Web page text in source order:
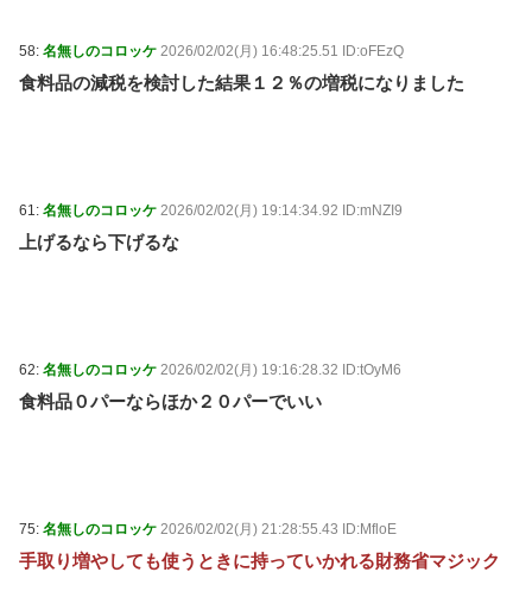
58: 名無しのコロッケ 2026/02/02(月) 16:48:25.51 ID:oFEzQ
食料品の減税を検討した結果１２％の増税になりました
61: 名無しのコロッケ 2026/02/02(月) 19:14:34.92 ID:mNZI9
上げるなら下げるな
62: 名無しのコロッケ 2026/02/02(月) 19:16:28.32 ID:tOyM6
食料品０パーならほか２０パーでいい
75: 名無しのコロッケ 2026/02/02(月) 21:28:55.43 ID:MfloE
手取り増やしても使うときに持っていかれる財務省マジック